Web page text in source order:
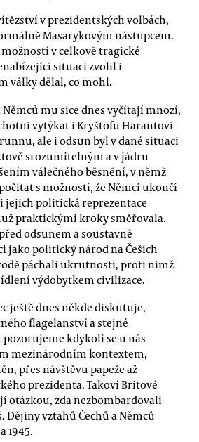
v prezidentských volbách,
Masarykovým nástupcem.
v celkově tragické
situaci zvolil i
války dělal, co mohl.
mu sice dnes vyčítají mnozí,
vytýkat i Kryštofu Harantovi
ale i odsun byl v dané situaci
srozumitelným a v jádru
válečného běsnění, v němž
s možností, že Němci ukončí
jejich politická reprezentace
praktickými kroky směřovala.
odsunem a soustavně
jako politický národ na Češích
páchali ukrutnosti, proti nimž
výdobytkem civilizace.
ještě dnes někde diskutuje,
flagelanství a stejné
kdykoli se u nás
mezinárodním kontextem,
přes návštěvu papeže až
prezidenta. Takoví Britové
otázkou, zda nezbombardovali
vztahů Čechů a Němců
1945.